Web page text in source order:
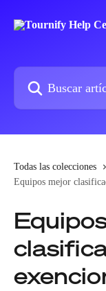
Buscar artículos...
Todas las colecciones
Equipos mejor